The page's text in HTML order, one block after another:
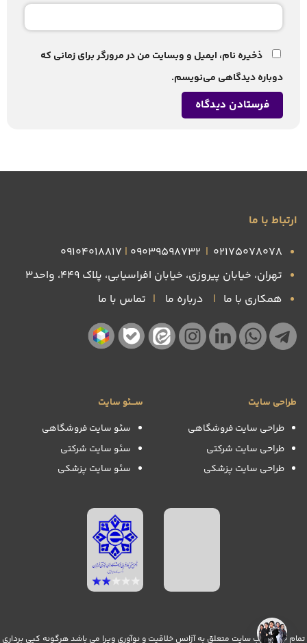
ذخیره نام، ایمیل و وبسایت من در مرورگر برای زمانی که
دوباره دیدگاهی می‌نویسم.
ارتباط با ما
۰۲۱۷۵۰۷۸۰۷۸ |
09039598732
|
09104018817
تهران، خیابان پیروزی، خیابان افراسیابی، پلاک ۴۴۹، واحد3
همکاری با ما | درباره ما | تماس با ما
طراحی سایت
طراحی سایت فروشگاهی
طراحی سایت شرکتی
طراحی سایت پزشکی
ســـئو سایت
سئو سایت فروشگاهی
سئو سایت شرکتی
سئو سایت پزشکی
تمام حقوق وب سایت متعلق به آژانس خلاقیت و نوآوری ویرا می باشد هرگونه کپی برداری